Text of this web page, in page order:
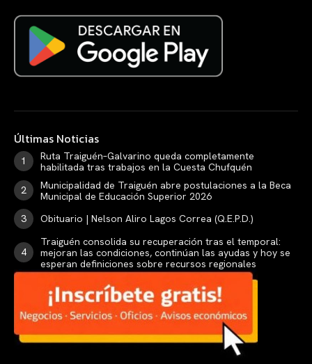
Últimas Noticias
Ruta Traiguén–Galvarino queda completamente
habilitada tras trabajos en la Cuesta Chufquén
Municipalidad de Traiguén abre postulaciones a la Beca
Municipal de Educación Superior 2026
Obituario | Nelson Aliro Lagos Correa (Q.E.P.D.)
Traiguén consolida su recuperación tras el temporal:
mejoran las condiciones, continúan las ayudas y hoy se
esperan definiciones sobre recursos regionales